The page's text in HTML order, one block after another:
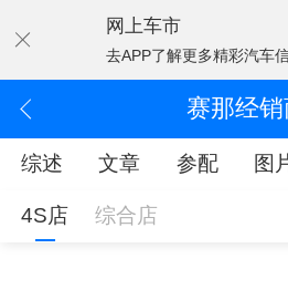
网上车市
去APP了解更多精彩汽车
赛那经销
综述 文章 参配 图
4S店 综合店